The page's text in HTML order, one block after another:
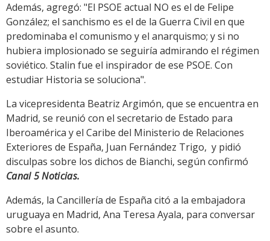
Además, agregó: "El PSOE actual NO es el de Felipe
González; el sanchismo es el de la Guerra Civil en que
predominaba el comunismo y el anarquismo; y si no
hubiera implosionado se seguiría admirando el régimen
soviético. Stalin fue el inspirador de ese PSOE. Con
estudiar Historia se soluciona".
La vicepresidenta Beatriz Argimón, que se encuentra en
Madrid, se reunió con el secretario de Estado para
Iberoamérica y el Caribe del Ministerio de Relaciones
Exteriores de España, Juan Fernández Trigo, y pidió
disculpas sobre los dichos de Bianchi, según confirmó
Canal 5 Noticias.
Además, la Cancillería de España citó a la embajadora
uruguaya en Madrid, Ana Teresa Ayala, para conversar
sobre el asunto.